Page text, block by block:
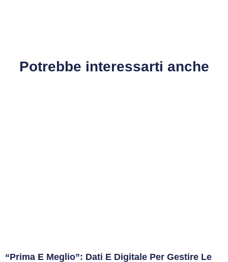
Potrebbe interessarti anche
“Prima E Meglio”: Dati E Digitale Per Gestire Le